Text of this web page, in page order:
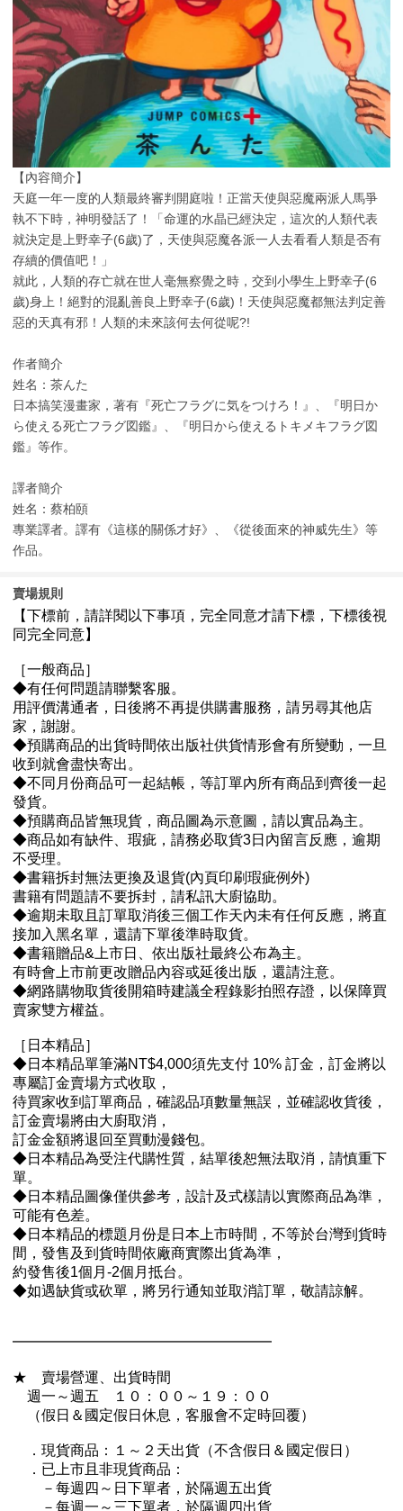
【內容簡介】
天庭一年一度的人類最終審判開庭啦！正當天使與惡魔兩派人馬爭
執不下時，神明發話了！「命運的水晶已經決定，這次的人類代表
就決定是上野幸子(6歲)了，天使與惡魔各派一人去看看人類是否有
存續的價值吧！」
就此，人類的存亡就在世人毫無察覺之時，交到小學生上野幸子(6
歲)身上！絕對的混亂善良上野幸子(6歲)！天使與惡魔都無法判定善
惡的天真有邪！人類的未來該何去何從呢?!
作者簡介
姓名：茶んた
日本搞笑漫畫家，著有『死亡フラグに気をつけろ！』、『明日か
ら使える死亡フラグ図鑑』、『明日から使えるトキメキフラグ図
鑑』等作。
譯者簡介
姓名：蔡柏頤
專業譯者。譯有《這樣的關係才好》、《從後面來的神威先生》等
作品。
賣場規則